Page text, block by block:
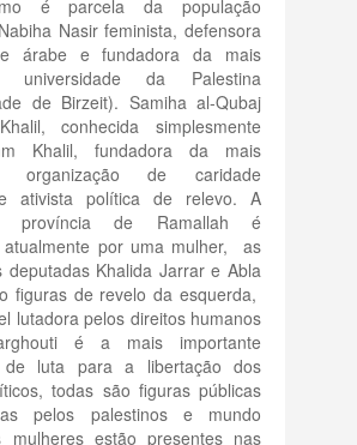
é parcela da população
Nasir feminista, defensora
árabe e fundadora da mais
universidade da Palestina
de Birzeit). Samiha al-Qubaj
conhecida simplesmente
Khalil, fundadora da mais
organização de caridade
ativista política de relevo. A
província de Ramallah é
atualmente por uma mulher, as
deputadas Khalida Jarrar e Abla
figuras de revelo da esquerda,
lutadora pelos direitos humanos
é a mais importante
de luta para a libertação dos
todas são figuras públicas
pelos palestinos e mundo
estão presentes nas